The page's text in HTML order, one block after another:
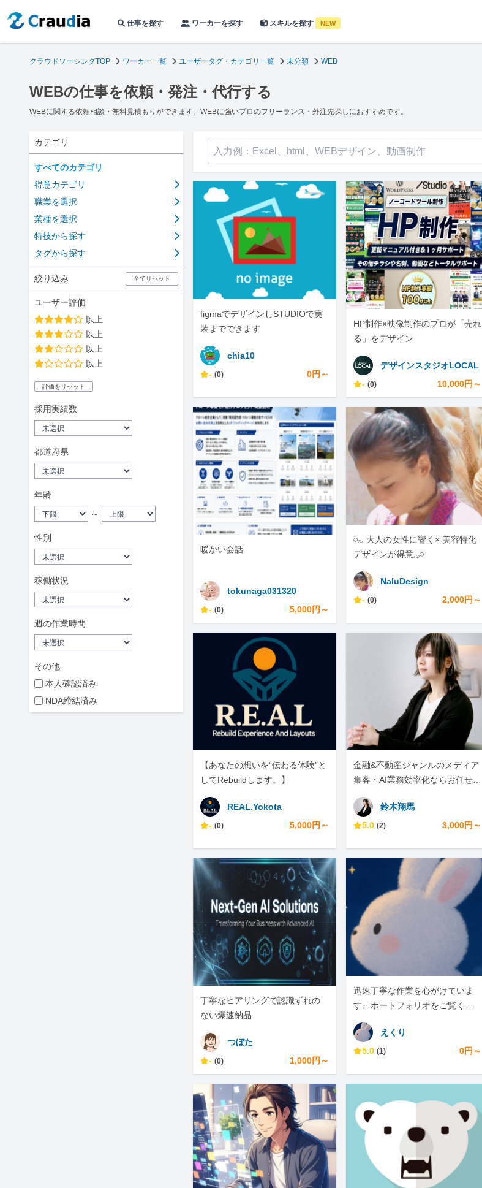
仕事を探す ワーカーを探す スキルを探す NEW
クラウドソーシングTOP ワーカー一覧 ユーザータグ・カテゴリ一覧 未分類 WEB
WEBの仕事を依頼・発注・代行する
WEBに関する依頼相談・無料見積もりができます。WEBに強いプロのフリーランス・外注先探しにおすすめです。
カテゴリ
すべてのカテゴリ
得意カテゴリ
職業を選択
業種を選択
特技から探す
タグから探す
絞り込み 全てリセット
ユーザー評価
以上
以上
以上
以上
評価をリセット
採用実績数
都道府県
年齢
～
性別
稼働状況
週の作業時間
その他
本人確認済み
NDA締結済み
figmaでデザインしSTUDIOで実
装までできます
chia10
- (0) 0円～
HP制作×映像制作のプロが「売れ
る」をデザイン
デザインスタジオLOCAL
- (0) 10,000円～
暖かい会話
tokunaga031320
- (0) 5,000円～
𓏸𓂂𓈒 大人の女性に響く× 美容特化
デザインが得意𓈒𓂂𓏸
NaluDesign
- (0) 2,000円～
【あなたの想いを“伝わる体験”と
してRebuildします。】
REAL.Yokota
- (0) 5,000円～
金融&不動産ジャンルのメディア
集客・AI業務効率化ならお任せく
鈴木翔馬
5.0 (2) 3,000円～
丁寧なヒアリングで認識ずれの
ない爆速納品
つぼた
- (0) 1,000円～
迅速丁寧な作業を心がけていま
す、ポートフォリオをご覧くだ
えくり
5.0 (1) 0円～